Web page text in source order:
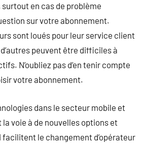
en cas de problème
sur votre abonnement.
sont loués pour leur service client
peuvent être difficiles à
N’oubliez pas d’en tenir compte
votre abonnement.
dans le secteur mobile et
voie à de nouvelles options et
facilitent le changement d’opérateur